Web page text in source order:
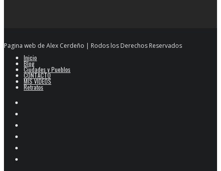
Pagina web de Alex Cerdeño | Rodos los Derechos Reservados
Inicio
Blog
Ciudades y Pueblos
CONTACTO
MIS VIDEOS
Retratos